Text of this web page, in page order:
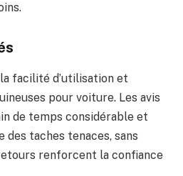
facilité d’utilisation et
pour voiture. Les avis
de temps considérable et
taches tenaces, sans
renforcent la confiance